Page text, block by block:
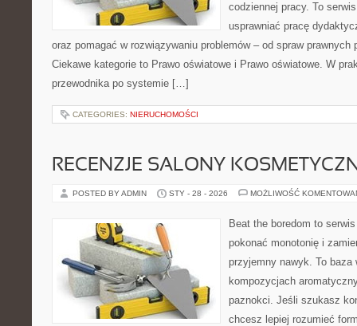
codziennej pracy. To
usprawniać pracę
oraz pomagać w rozwiązywaniu problemów – od spraw prawnych
Ciekawe kategorie to Prawo oświatowe i Prawo oświatowe. W
przewodnika po systemie […]
CATEGORIES: NIERUCHOMOŚCI
RECENZJE SALONY
POSTED BY ADMIN STY - 28 - 2026 MOŻLIWOŚĆ
Beat the boredom to
pokonać monotonię i
przyjemny nawyk. To baza
kompozycjach
paznokci. Jeśli szukasz
chcesz lepiej rozumieć